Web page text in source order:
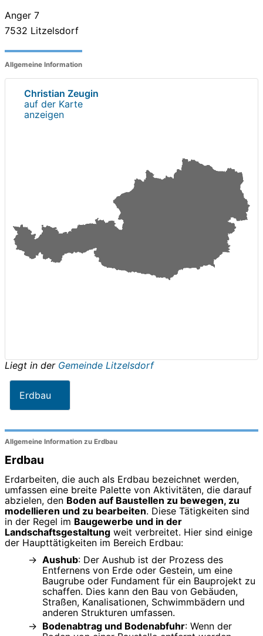
Anger 7
7532 Litzelsdorf
Allgemeine Information
Christian Zeugin
auf der Karte
anzeigen
Liegt in der Gemeinde Litzelsdorf
Erdbau
Allgemeine Information zu Erdbau
Erdbau
Erdarbeiten, die auch als Erdbau bezeichnet werden,
umfassen eine breite Palette von Aktivitäten, die darauf
abzielen, den Boden auf Baustellen zu bewegen, zu
modellieren und zu bearbeiten. Diese Tätigkeiten sind
in der Regel im Baugewerbe und in der
Landschaftsgestaltung weit verbreitet. Hier sind einige
der Haupttätigkeiten im Bereich Erdbau:
Aushub: Der Aushub ist der Prozess des
Entfernens von Erde oder Gestein, um eine
Baugrube oder Fundament für ein Bauprojekt zu
schaffen. Dies kann den Bau von Gebäuden,
Straßen, Kanalisationen, Schwimmbädern und
anderen Strukturen umfassen.
Bodenabtrag und Bodenabfuhr: Wenn der